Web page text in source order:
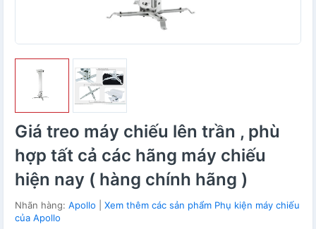
Giá treo máy chiếu lên trần , phù
hợp tất cả các hãng máy chiếu
hiện nay ( hàng chính hãng )
Nhãn hàng: Apollo
Xem thêm các sản phẩm Phụ kiện máy chiếu
của Apollo